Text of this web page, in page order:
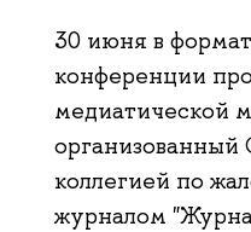
30 июня в
конференции
медиатической
коллегией по
журналом